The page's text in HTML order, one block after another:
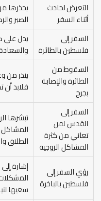
التعرض لحادث
أثناء السفر
يحذرها
الصبر
السفر إلى
فلسطين بالطائرة
يدل على
السقوط من
الطائرة والإصابة
بجرح
ينذر من
فلابد
السفر إلى
القدس لمن
تعاني من كثرة
المشاكل الزوجية
تبشرها
الطلاق
رؤي السفر إلى
فلسطين بالباخرة
إشارة
سعيها